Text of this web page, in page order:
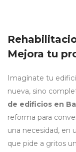
Mejora tu
Imagínate tu
nueva, sino
de edificios en
reforma para
una necesidad, en
que pide a gritos